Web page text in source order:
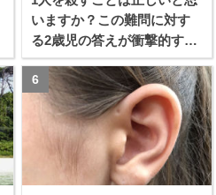
いますか？この難問に対す
る2歳児の答えが衝撃的すぎ
る！！